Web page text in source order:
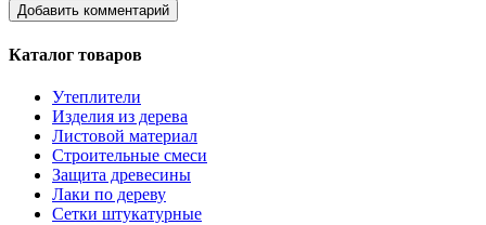
Добавить комментарий
Каталог товаров
Утеплители
Изделия из дерева
Листовой материал
Строительные смеси
Защита древесины
Лаки по дереву
Сетки штукатурные